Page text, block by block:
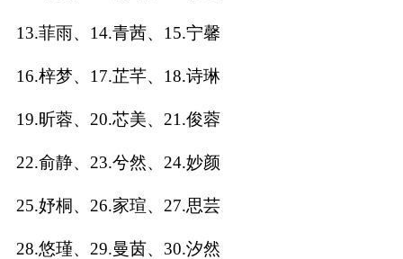
男孩名字打分
女孩名字打分
生
肖
13.菲雨、14.青茜、15.宁馨
16.梓梦、17.芷芊、18.诗琳
19.昕蓉、20.芯美、21.俊蓉
22.俞静、23.兮然、24.妙颜
25.妤桐、26.家瑄、27.思芸
28.悠瑾、29.曼茵、30.汐然